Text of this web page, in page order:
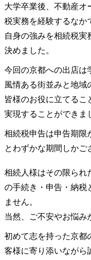
大学卒業後、不動産オ
税実務を経験するなか
自身の強みを相続税実
決めました。
今回の京都への出店は
風情ある街並みと地域
皆様のお役に立てるこ
実現することができま
相続税申告は申告期限
とわずかな期間しかご
相続人様はその限られ
の手続き・申告・納税
ません。
当然、ご不安やお悩み
初めて志を持った京都
客様に寄り添いながら